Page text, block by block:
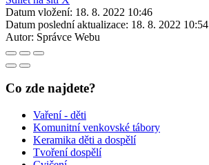
Datum vložení: 18. 8. 2022 10:46
Datum poslední aktualizace: 18. 8. 2022 10:54
Autor: Správce Webu
Co zde najdete?
Vaření - děti
Komunitní venkovské tábory
Keramika děti a dospělí
Tvoření dospělí